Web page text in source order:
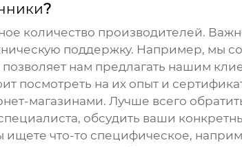
?
количество производителей.
поддержку. Например, мы
нам предлагать нашим
посмотреть на их опыт и
магазинами. Лучше всего
обсудить ваши
ищете что-то специфическое,